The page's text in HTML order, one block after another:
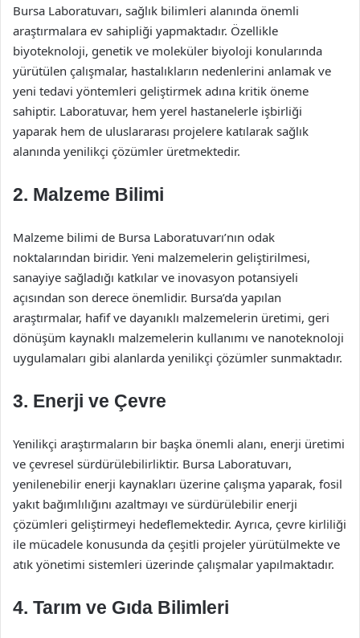
Bursa Laboratuvarı, sağlık bilimleri alanında önemli
araştırmalara ev sahipliği yapmaktadır. Özellikle
biyoteknoloji, genetik ve moleküler biyoloji konularında
yürütülen çalışmalar, hastalıkların nedenlerini anlamak ve
yeni tedavi yöntemleri geliştirmek adına kritik öneme
sahiptir. Laboratuvar, hem yerel hastanelerle işbirliği
yaparak hem de uluslararası projelere katılarak sağlık
alanında yenilikçi çözümler üretmektedir.
2. Malzeme Bilimi
Malzeme bilimi de Bursa Laboratuvarı’nın odak
noktalarından biridir. Yeni malzemelerin geliştirilmesi,
sanayiye sağladığı katkılar ve inovasyon potansiyeli
açısından son derece önemlidir. Bursa’da yapılan
araştırmalar, hafif ve dayanıklı malzemelerin üretimi, geri
dönüşüm kaynaklı malzemelerin kullanımı ve nanoteknoloji
uygulamaları gibi alanlarda yenilikçi çözümler sunmaktadır.
3. Enerji ve Çevre
Yenilikçi araştırmaların bir başka önemli alanı, enerji üretimi
ve çevresel sürdürülebilirliktir. Bursa Laboratuvarı,
yenilenebilir enerji kaynakları üzerine çalışma yaparak, fosil
yakıt bağımlılığını azaltmayı ve sürdürülebilir enerji
çözümleri geliştirmeyi hedeflemektedir. Ayrıca, çevre kirliliği
ile mücadele konusunda da çeşitli projeler yürütülmekte ve
atık yönetimi sistemleri üzerinde çalışmalar yapılmaktadır.
4. Tarım ve Gıda Bilimleri